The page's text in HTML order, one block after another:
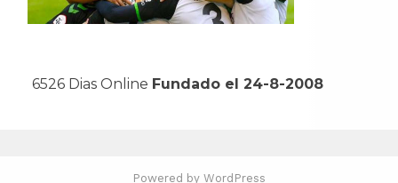
6526 Dias Online Fundado el 24-8-2008
Powered by WordPress